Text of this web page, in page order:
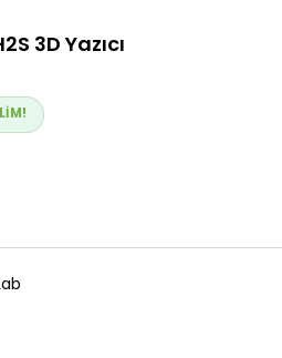
3D Yazıcı